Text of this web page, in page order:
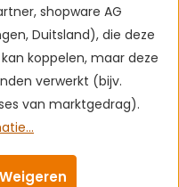
shopware AG
Duitsland), die deze
koppelen, maar deze
verwerkt (bijv.
van marktgedrag).
Weigeren